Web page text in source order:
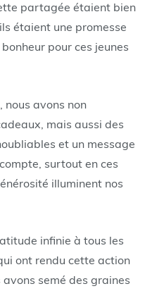
partagée étaient bien
étaient une promesse
pour ces jeunes
nous avons non
mais aussi des
et un message
surtout en ces
illuminent nos
infinie à tous les
ont rendu cette action
semé des graines